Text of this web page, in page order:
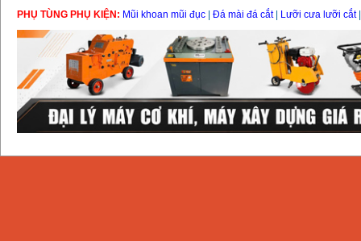
PHỤ TÙNG PHỤ KIỆN: Mũi khoan mũi đục Đá mài đá cắt| Lưỡi cưa lưỡi cắt